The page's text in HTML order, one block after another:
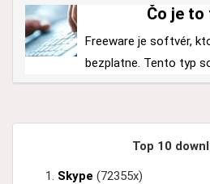
Čo je
Freeware je softvér,
bezplatne. Tento typ
Top 10
Skype (72355x)